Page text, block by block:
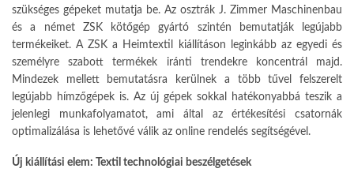
szük­séges gépeket mutatja be. Az osztrák J. Zimmer Maschinenbau
és a német ZSK kötőgép gyártó szintén bemu­tatják legújabb
termékeiket. A ZSK a Heimtextil kiállításon leginkább az egyedi és
személyre szabott termé­kek iránti trendekre koncentrál majd.
Mindezek mellett bemutatásra kerül­nek a több tűvel felszerelt
legújabb hímzőgépek is. Az új gépek sokkal hatékonyabbá teszik a
jelenlegi mun­kafolyamatot, ami által az értékesítési csatornák
optimalizálása is lehetővé válik az online rendelés segítségével.
Új kiállítási elem: Textil technoló­giai beszélgetések